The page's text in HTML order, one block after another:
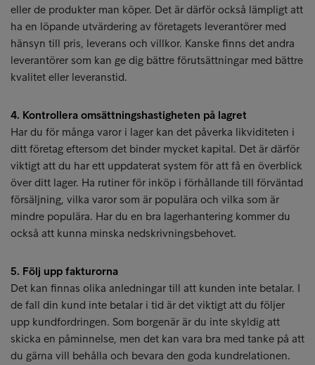
eller de produkter man köper. Det är därför också lämpligt att
ha en löpande utvärdering av företagets leverantörer med
hänsyn till pris, leverans och villkor. Kanske finns det andra
leverantörer som kan ge dig bättre förutsättningar med bättre
kvalitet eller leveranstid.
4. Kontrollera omsättningshastigheten på lagret
Har du för många varor i lager kan det påverka likviditeten i
ditt företag eftersom det binder mycket kapital. Det är därför
viktigt att du har ett uppdaterat system för att få en överblick
över ditt lager. Ha rutiner för inköp i förhållande till förväntad
försäljning, vilka varor som är populära och vilka som är
mindre populära. Har du en bra lagerhantering kommer du
också att kunna minska nedskrivningsbehovet.
5. Följ upp fakturorna
Det kan finnas olika anledningar till att kunden inte betalar. I
de fall din kund inte betalar i tid är det viktigt att du följer
upp kundfordringen. Som borgenär är du inte skyldig att
skicka en påminnelse, men det kan vara bra med tanke på att
du gärna vill behålla och bevara den goda kundrelationen.